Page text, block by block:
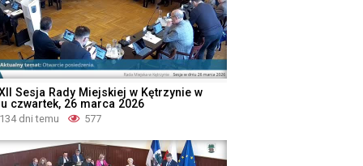
Sesja Rady Miejskiej w Kętrzynie w
czwartek, 26 marca 2026
134 dni temu 577